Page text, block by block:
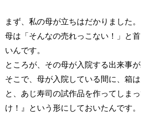
まず、私の母が立ちはだかりました。
母は「そんなの売れっこない！」と
いんです。
ところが、その母が入院する出来事が
そこで、母が入院している間に、箱
と、あじ寿司の試作品を作ってしま
け！』という形にしておいたんです。